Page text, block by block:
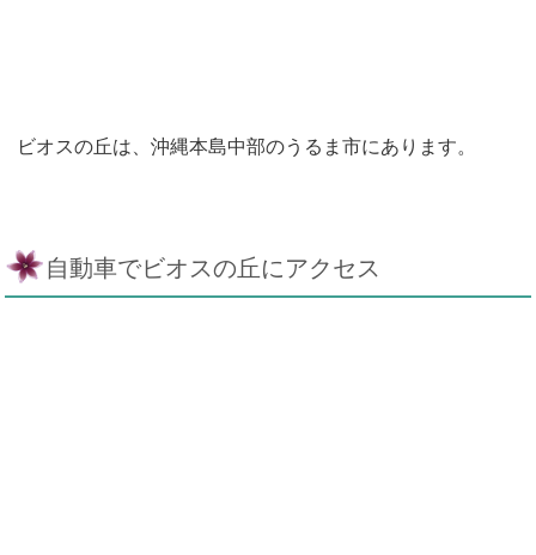
ビオスの丘は、沖縄本島中部のうるま市にあります。
自動車でビオスの丘にアクセス